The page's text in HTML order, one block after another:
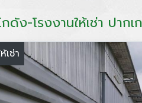
กดัง-โรงงานให้เช่า ปาก
เช่า